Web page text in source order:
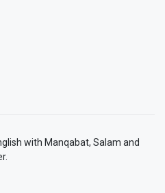
with Manqabat, Salam and